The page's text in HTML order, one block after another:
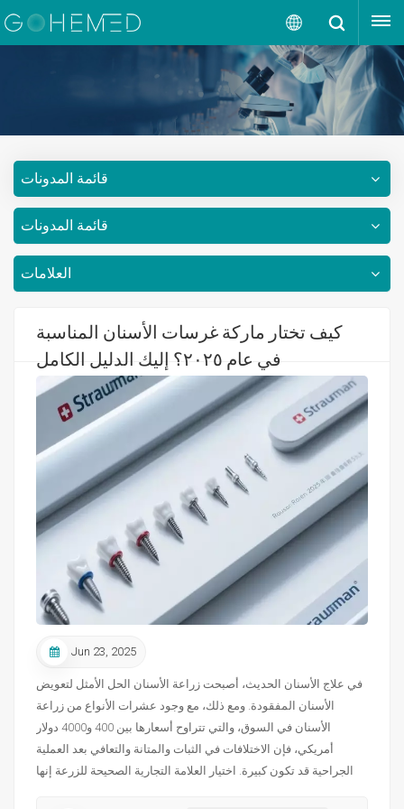
العربية
English
إقتبس
قائمة المدونات
قائمة المدونات
العلامات
كيف تختار ماركة غرسات الأسنان المناسبة
في عام ٢٠٢٥؟ إليك الدليل الكامل
Jun 23, 2025
في علاج الأسنان الحديث، أصبحت زراعة الأسنان الحل الأمثل لتعويض
الأسنان المفقودة. ومع ذلك، مع وجود عشرات الأنواع من زراعة
الأسنان في السوق، والتي تتراوح أسعارها بين 400 و4000 دولار
أمريكي، فإن الاختلافات في الثبات والمتانة والتعافي بعد العملية
الجراحية قد تكون كبيرة. اختيار العلامة التجارية الصحيحة للزرعة إنها